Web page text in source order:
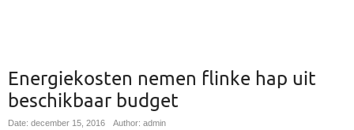
Energiekosten nemen flinke hap uit
beschikbaar budget
Date: december 15, 2016 Author: admin